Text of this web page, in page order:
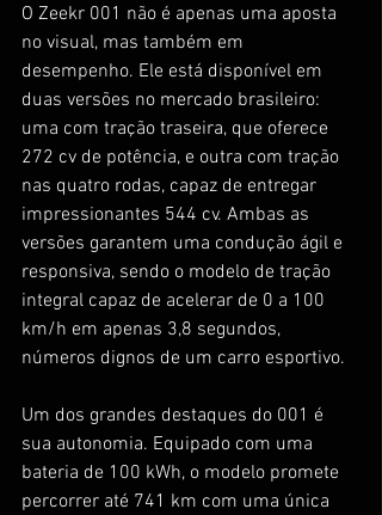
O Zeekr 001 não é apenas uma aposta
no visual, mas também em
desempenho. Ele está disponível em
duas versões no mercado brasileiro:
uma com tração traseira, que oferece
272 cv de potência, e outra com tração
nas quatro rodas, capaz de entregar
impressionantes 544 cv. Ambas as
versões garantem uma condução ágil e
responsiva, sendo o modelo de tração
integral capaz de acelerar de 0 a 100
km/h em apenas 3,8 segundos,
números dignos de um carro esportivo.
Um dos grandes destaques do 001 é
sua autonomia. Equipado com uma
bateria de 100 kWh, o modelo promete
percorrer até 741 km com uma única